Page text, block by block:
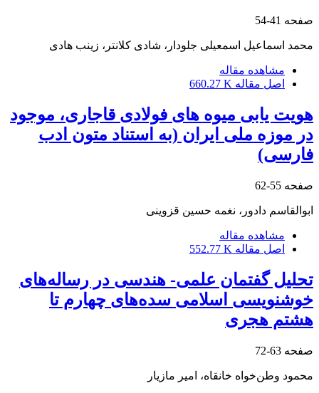
صفحه 41-54
محمد اسماعیل اسمعیلی جلودار، شادی کلانتر، زینب هادی
مشاهده مقاله
اصل مقاله 660.27 K
هویت یابی میوه های فولادی قاجاری، موجود
در موزه ملی ایران (به استناد متون ادب
فارسی)
صفحه 55-62
ابوالقاسم دادور، نغمه حسین قزوینی
مشاهده مقاله
اصل مقاله 552.77 K
تحلیل گفتمان علمی- هندسی در رساله‌های
خوشنویسی اسلامی سده‌های چهارم تا
هشتم هجری
صفحه 63-72
محمود وطن‌خواه خانقاه، امیر مازیار